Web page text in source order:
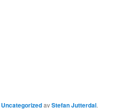
UncategorizedavStefan Jutterdal.